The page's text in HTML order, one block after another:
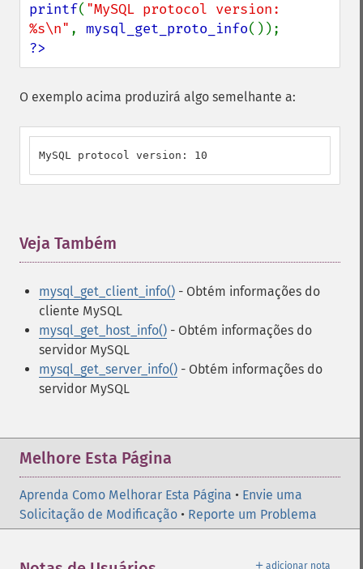
printf( "MySQL protocol version:
%s\n" , mysql_get_proto_info
?>
O exemplo acima produzirá algo semelhante a:
MySQL protocol version: 10
Veja Também
mysql_get_client_info() - Obtém informações do
cliente MySQL
mysql_get_host_info() - Obtém informações do
servidor MySQL
mysql_get_server_info() - Obtém informações do
servidor MySQL
Melhore Esta Página
Aprenda Como Melhorar Esta Página • Envie uma
Solicitação de Modificação • Reporte um Problema
＋ adicionar nota